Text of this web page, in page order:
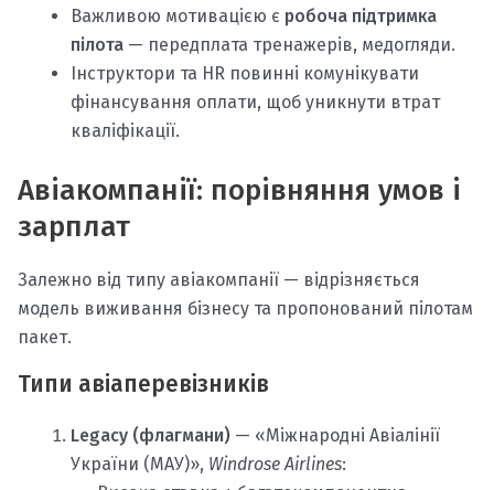
Важливою мотивацією є робоча підтримка
пілота — передплата тренажерів, медогляди.
Інструктори та HR повинні комунікувати
фінансування оплати, щоб уникнути втрат
кваліфікації.
Авіакомпанії: порівняння умов і
зарплат
Залежно від типу авіакомпанії — відрізняється
модель виживання бізнесу та пропонований пілотам
пакет.
Типи авіаперевізників
Legacy (флагмани) — «Міжнародні Авіалінії
України (МАУ)», Windrose Airlines: